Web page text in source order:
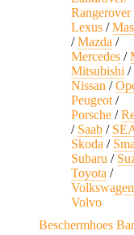
Rangerover
Lexus /
/Mazda /
Mercedes /
Mitsubishi /
Nissan /
Peugeot /
Porsche /
/ Saab /
Skoda /
Subaru /
Toyota /
Volkswagen
Volvo
Beschermhoes